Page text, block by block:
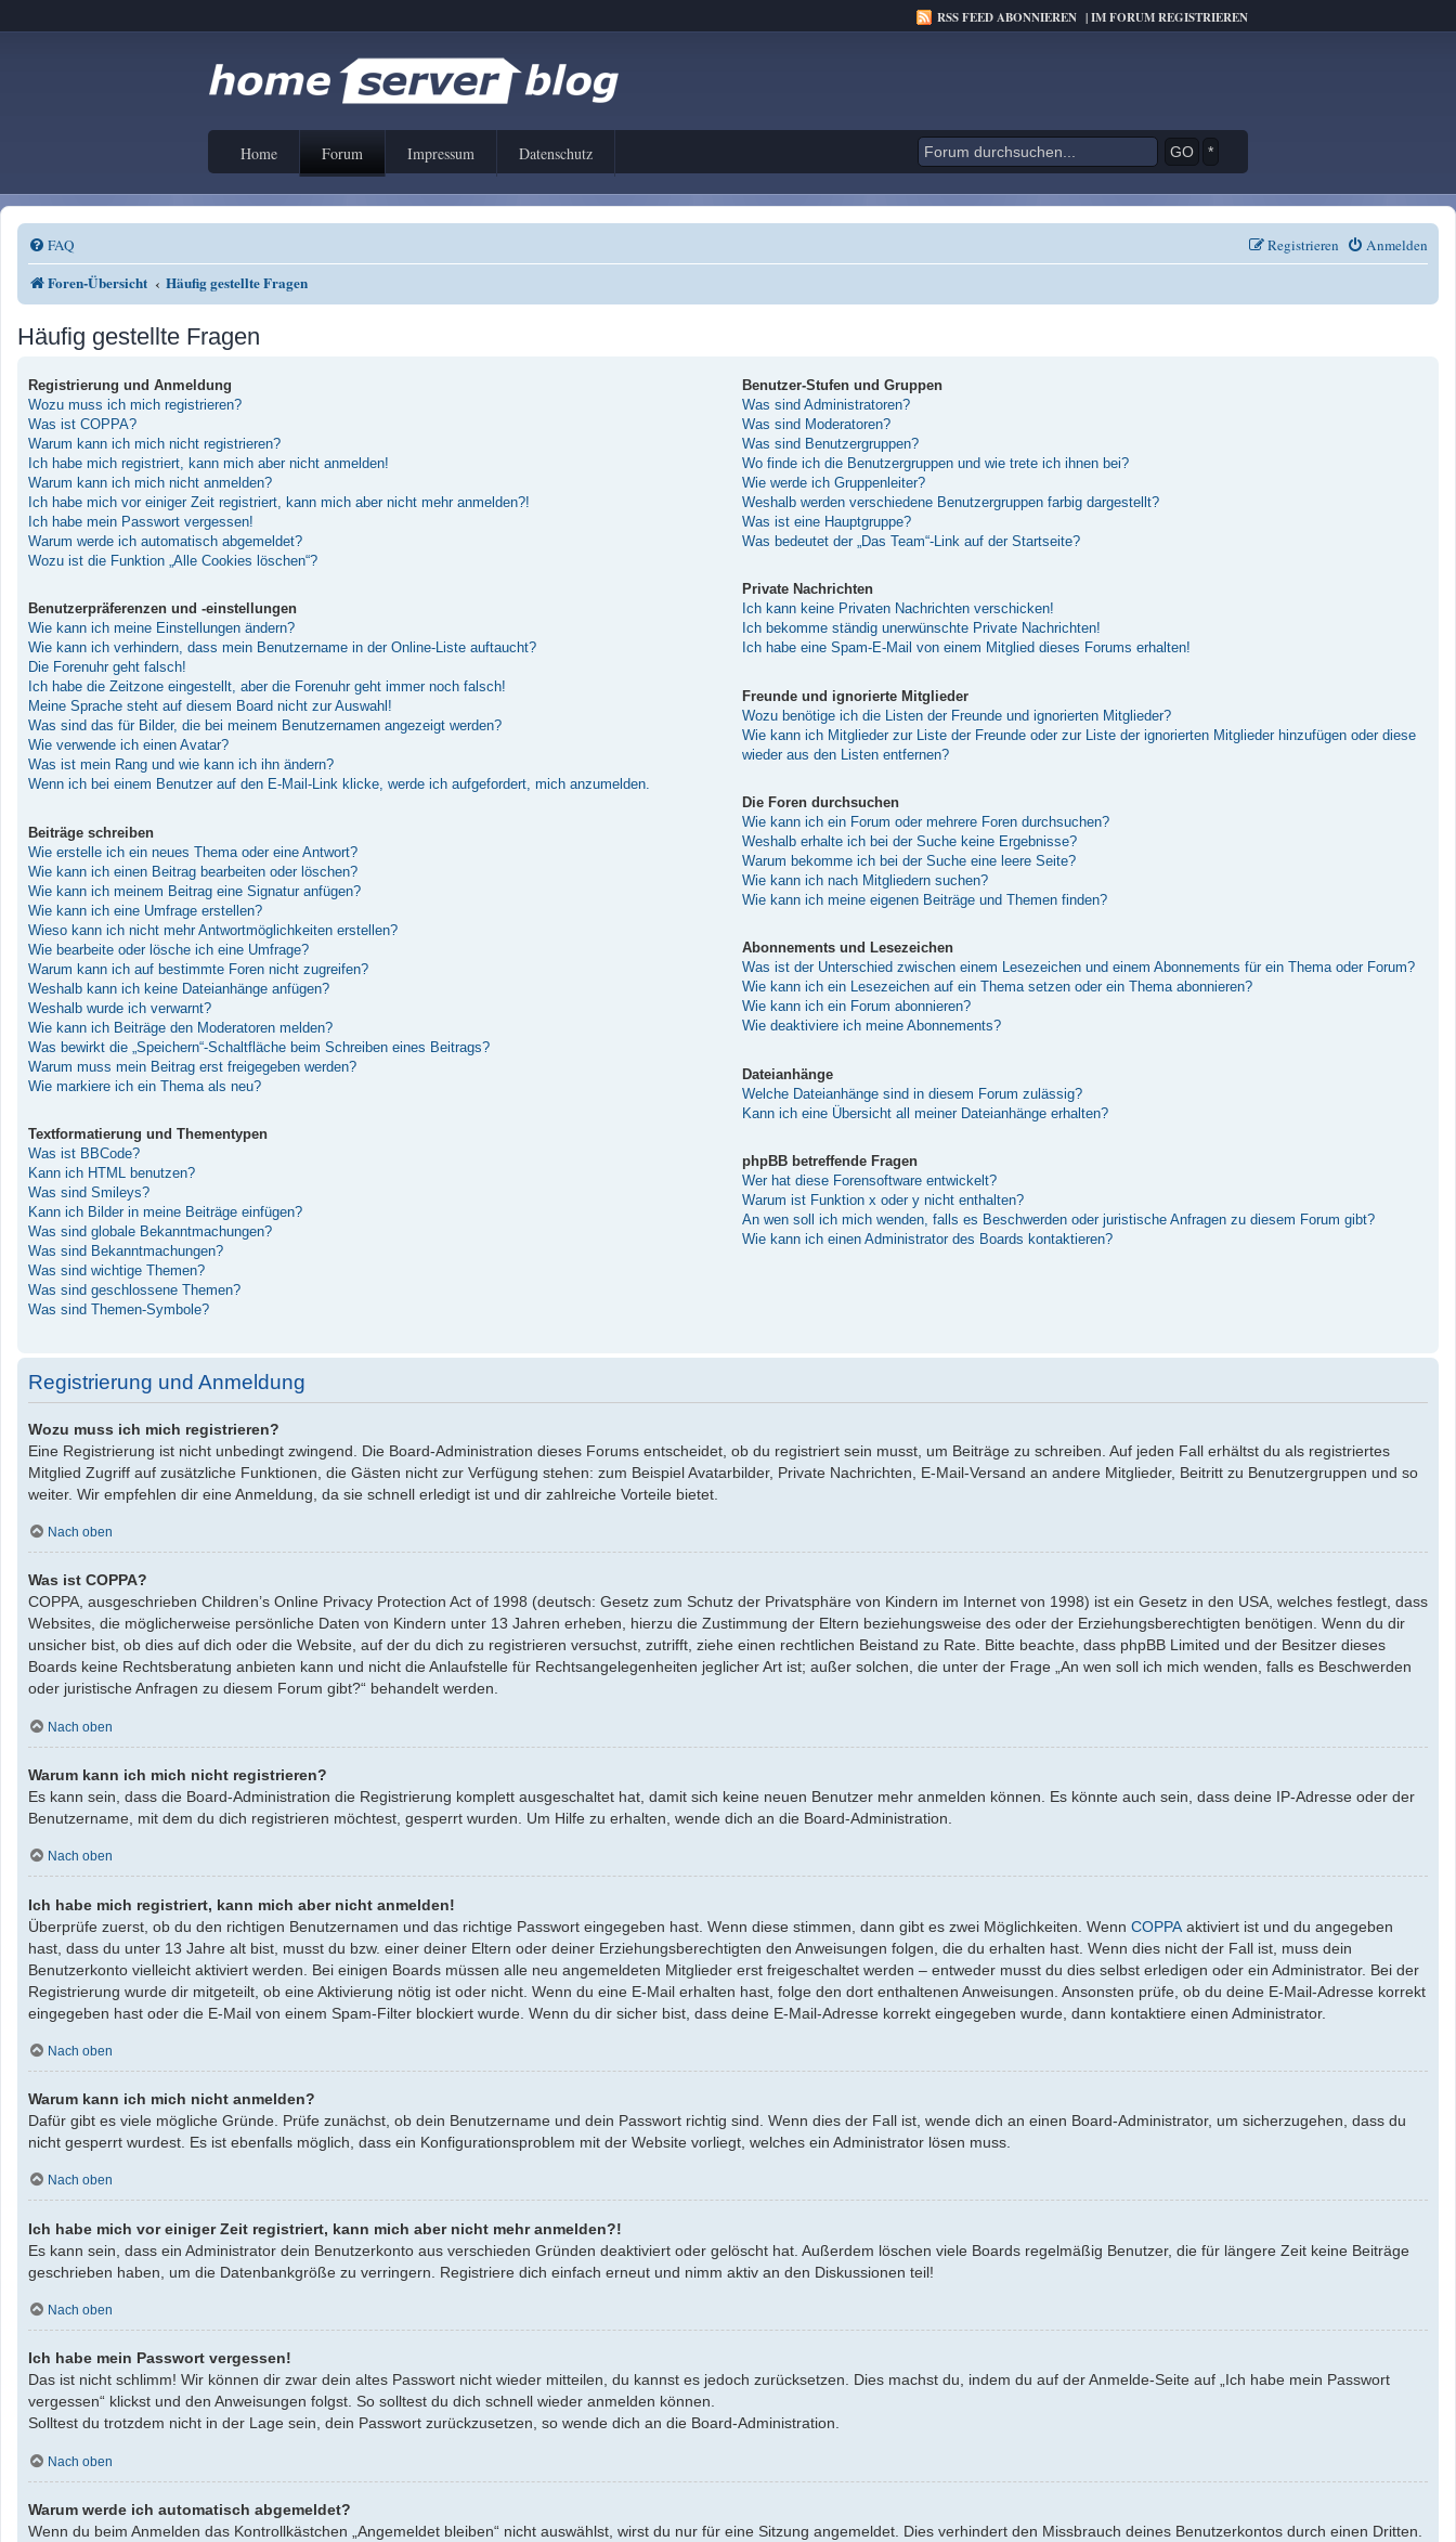
RSS FEED ABONNIEREN |IM FORUM REGISTRIEREN
Home Forum Impressum Datenschutz *
FAQ Anmelden
Registrieren
Foren-Übersicht Häufig gestellte Fragen
Häufig gestellte Fragen
Registrierung und Anmeldung
Wozu muss ich mich registrieren?
Was ist COPPA?
Warum kann ich mich nicht registrieren?
Ich habe mich registriert, kann mich aber nicht anmelden!
Warum kann ich mich nicht anmelden?
Ich habe mich vor einiger Zeit registriert, kann mich aber nicht mehr anmelden?!
Ich habe mein Passwort vergessen!
Warum werde ich automatisch abgemeldet?
Wozu ist die Funktion „Alle Cookies löschen“?
Benutzerpräferenzen und -einstellungen
Wie kann ich meine Einstellungen ändern?
Wie kann ich verhindern, dass mein Benutzername in der Online-Liste auftaucht?
Die Forenuhr geht falsch!
Ich habe die Zeitzone eingestellt, aber die Forenuhr geht immer noch falsch!
Meine Sprache steht auf diesem Board nicht zur Auswahl!
Was sind das für Bilder, die bei meinem Benutzernamen angezeigt werden?
Wie verwende ich einen Avatar?
Was ist mein Rang und wie kann ich ihn ändern?
Wenn ich bei einem Benutzer auf den E-Mail-Link klicke, werde ich aufgefordert, mich anzumelden.
Beiträge schreiben
Wie erstelle ich ein neues Thema oder eine Antwort?
Wie kann ich einen Beitrag bearbeiten oder löschen?
Wie kann ich meinem Beitrag eine Signatur anfügen?
Wie kann ich eine Umfrage erstellen?
Wieso kann ich nicht mehr Antwortmöglichkeiten erstellen?
Wie bearbeite oder lösche ich eine Umfrage?
Warum kann ich auf bestimmte Foren nicht zugreifen?
Weshalb kann ich keine Dateianhänge anfügen?
Weshalb wurde ich verwarnt?
Wie kann ich Beiträge den Moderatoren melden?
Was bewirkt die „Speichern“-Schaltfläche beim Schreiben eines Beitrags?
Warum muss mein Beitrag erst freigegeben werden?
Wie markiere ich ein Thema als neu?
Textformatierung und Thementypen
Was ist BBCode?
Kann ich HTML benutzen?
Was sind Smileys?
Kann ich Bilder in meine Beiträge einfügen?
Was sind globale Bekanntmachungen?
Was sind Bekanntmachungen?
Was sind wichtige Themen?
Was sind geschlossene Themen?
Was sind Themen-Symbole?
Benutzer-Stufen und Gruppen
Was sind Administratoren?
Was sind Moderatoren?
Was sind Benutzergruppen?
Wo finde ich die Benutzergruppen und wie trete ich ihnen bei?
Wie werde ich Gruppenleiter?
Weshalb werden verschiedene Benutzergruppen farbig dargestellt?
Was ist eine Hauptgruppe?
Was bedeutet der „Das Team“-Link auf der Startseite?
Private Nachrichten
Ich kann keine Privaten Nachrichten verschicken!
Ich bekomme ständig unerwünschte Private Nachrichten!
Ich habe eine Spam-E-Mail von einem Mitglied dieses Forums erhalten!
Freunde und ignorierte Mitglieder
Wozu benötige ich die Listen der Freunde und ignorierten Mitglieder?
Wie kann ich Mitglieder zur Liste der Freunde oder zur Liste der ignorierten Mitglieder hinzufügen oder diese
wieder aus den Listen entfernen?
Die Foren durchsuchen
Wie kann ich ein Forum oder mehrere Foren durchsuchen?
Weshalb erhalte ich bei der Suche keine Ergebnisse?
Warum bekomme ich bei der Suche eine leere Seite?
Wie kann ich nach Mitgliedern suchen?
Wie kann ich meine eigenen Beiträge und Themen finden?
Abonnements und Lesezeichen
Was ist der Unterschied zwischen einem Lesezeichen und einem Abonnements für ein Thema oder Forum?
Wie kann ich ein Lesezeichen auf ein Thema setzen oder ein Thema abonnieren?
Wie kann ich ein Forum abonnieren?
Wie deaktiviere ich meine Abonnements?
Dateianhänge
Welche Dateianhänge sind in diesem Forum zulässig?
Kann ich eine Übersicht all meiner Dateianhänge erhalten?
phpBB betreffende Fragen
Wer hat diese Forensoftware entwickelt?
Warum ist Funktion x oder y nicht enthalten?
An wen soll ich mich wenden, falls es Beschwerden oder juristische Anfragen zu diesem Forum gibt?
Wie kann ich einen Administrator des Boards kontaktieren?
Registrierung und Anmeldung
Wozu muss ich mich registrieren?
Eine Registrierung ist nicht unbedingt zwingend. Die Board-Administration dieses Forums entscheidet, ob du registriert sein musst, um Beiträge zu schreiben. Auf jeden Fall erhältst du als registriertes
Mitglied Zugriff auf zusätzliche Funktionen, die Gästen nicht zur Verfügung stehen: zum Beispiel Avatarbilder, Private Nachrichten, E-Mail-Versand an andere Mitglieder, Beitritt zu Benutzergruppen und so
weiter. Wir empfehlen dir eine Anmeldung, da sie schnell erledigt ist und dir zahlreiche Vorteile bietet.
Nach oben
Was ist COPPA?
COPPA, ausgeschrieben Children’s Online Privacy Protection Act of 1998 (deutsch: Gesetz zum Schutz der Privatsphäre von Kindern im Internet von 1998) ist ein Gesetz in den USA, welches festlegt, dass
Websites, die möglicherweise persönliche Daten von Kindern unter 13 Jahren erheben, hierzu die Zustimmung der Eltern beziehungsweise des oder der Erziehungsberechtigten benötigen. Wenn du dir
unsicher bist, ob dies auf dich oder die Website, auf der du dich zu registrieren versuchst, zutrifft, ziehe einen rechtlichen Beistand zu Rate. Bitte beachte, dass phpBB Limited und der Besitzer dieses
Boards keine Rechtsberatung anbieten kann und nicht die Anlaufstelle für Rechtsangelegenheiten jeglicher Art ist; außer solchen, die unter der Frage „An wen soll ich mich wenden, falls es Beschwerden
oder juristische Anfragen zu diesem Forum gibt?“ behandelt werden.
Nach oben
Warum kann ich mich nicht registrieren?
Es kann sein, dass die Board-Administration die Registrierung komplett ausgeschaltet hat, damit sich keine neuen Benutzer mehr anmelden können. Es könnte auch sein, dass deine IP-Adresse oder der
Benutzername, mit dem du dich registrieren möchtest, gesperrt wurden. Um Hilfe zu erhalten, wende dich an die Board-Administration.
Nach oben
Ich habe mich registriert, kann mich aber nicht anmelden!
Überprüfe zuerst, ob du den richtigen Benutzernamen und das richtige Passwort eingegeben hast. Wenn diese stimmen, dann gibt es zwei Möglichkeiten. Wenn COPPA aktiviert ist und du angegeben
hast, dass du unter 13 Jahre alt bist, musst du bzw. einer deiner Eltern oder deiner Erziehungsberechtigten den Anweisungen folgen, die du erhalten hast. Wenn dies nicht der Fall ist, muss dein
Benutzerkonto vielleicht aktiviert werden. Bei einigen Boards müssen alle neu angemeldeten Mitglieder erst freigeschaltet werden – entweder musst du dies selbst erledigen oder ein Administrator. Bei der
Registrierung wurde dir mitgeteilt, ob eine Aktivierung nötig ist oder nicht. Wenn du eine E-Mail erhalten hast, folge den dort enthaltenen Anweisungen. Ansonsten prüfe, ob du deine E-Mail-Adresse korrekt
eingegeben hast oder die E-Mail von einem Spam-Filter blockiert wurde. Wenn du dir sicher bist, dass deine E-Mail-Adresse korrekt eingegeben wurde, dann kontaktiere einen Administrator.
Nach oben
Warum kann ich mich nicht anmelden?
Dafür gibt es viele mögliche Gründe. Prüfe zunächst, ob dein Benutzername und dein Passwort richtig sind. Wenn dies der Fall ist, wende dich an einen Board-Administrator, um sicherzugehen, dass du
nicht gesperrt wurdest. Es ist ebenfalls möglich, dass ein Konfigurationsproblem mit der Website vorliegt, welches ein Administrator lösen muss.
Nach oben
Ich habe mich vor einiger Zeit registriert, kann mich aber nicht mehr anmelden?!
Es kann sein, dass ein Administrator dein Benutzerkonto aus verschieden Gründen deaktiviert oder gelöscht hat. Außerdem löschen viele Boards regelmäßig Benutzer, die für längere Zeit keine Beiträge
geschrieben haben, um die Datenbankgröße zu verringern. Registriere dich einfach erneut und nimm aktiv an den Diskussionen teil!
Nach oben
Ich habe mein Passwort vergessen!
Das ist nicht schlimm! Wir können dir zwar dein altes Passwort nicht wieder mitteilen, du kannst es jedoch zurücksetzen. Dies machst du, indem du auf der Anmelde-Seite auf „Ich habe mein Passwort
vergessen“ klickst und den Anweisungen folgst. So solltest du dich schnell wieder anmelden können.
Solltest du trotzdem nicht in der Lage sein, dein Passwort zurückzusetzen, so wende dich an die Board-Administration.
Nach oben
Warum werde ich automatisch abgemeldet?
Wenn du beim Anmelden das Kontrollkästchen „Angemeldet bleiben“ nicht auswählst, wirst du nur für eine Sitzung angemeldet. Dies verhindert den Missbrauch deines Benutzerkontos durch einen Dritten.